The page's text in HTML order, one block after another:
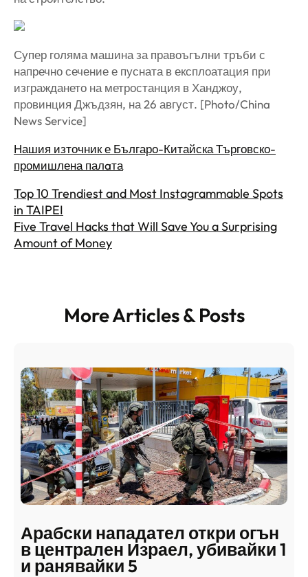
Супер голяма машина за правоъгълни тръби с
напречно сечение е пусната в експлоатация при
изграждането на метростанция в Ханджоу,
провинция Джъдзян, на 26 август. [Photo/China
News Service]
Нашия източник е Българо-Китайска Търговско-
промишлена палaта
Top 10 Trendiest and Most Instagrammable Spots
in TAIPEI
Five Travel Hacks that Will Save You a Surprising
Amount of Money
More Articles & Posts
Арабски нападател откри огън
в централен Израел, убивайки 1
и ранявайки 5